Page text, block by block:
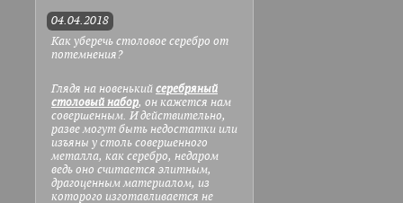
04.04.2018
Как уберечь столовое серебро от
потемнения?
Глядя на новенький серебряный
столовый набор, он кажется нам
совершенным. И действительно,
разве могут быть недостатки или
изъяны у столь совершенного
металла, как серебро, недаром
ведь оно считается элитным,
драгоценным материалом, из
которого изготавливается не